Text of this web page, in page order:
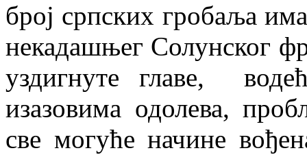
број српских гробаља
некадашњег Солунског
уздигнуте главе,
изазовима одолева,
све могуће начине